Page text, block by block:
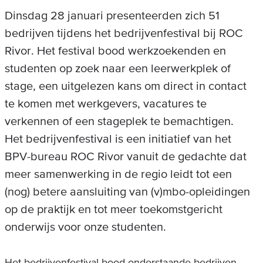
Dinsdag 28 januari presenteerden zich 51
bedrijven tijdens het bedrijvenfestival bij ROC
Rivor. Het festival bood werkzoekenden en
studenten op zoek naar een leerwerkplek of
stage, een uitgelezen kans om direct in contact
te komen met werkgevers, vacatures te
verkennen of een stageplek te bemachtigen.
Het bedrijvenfestival is een initiatief van het
BPV-bureau ROC Rivor vanuit de gedachte dat
meer samenwerking in de regio leidt tot een
(nog) betere aansluiting van (v)mbo-opleidingen
op de praktijk en tot meer toekomstgericht
onderwijs voor onze studenten.